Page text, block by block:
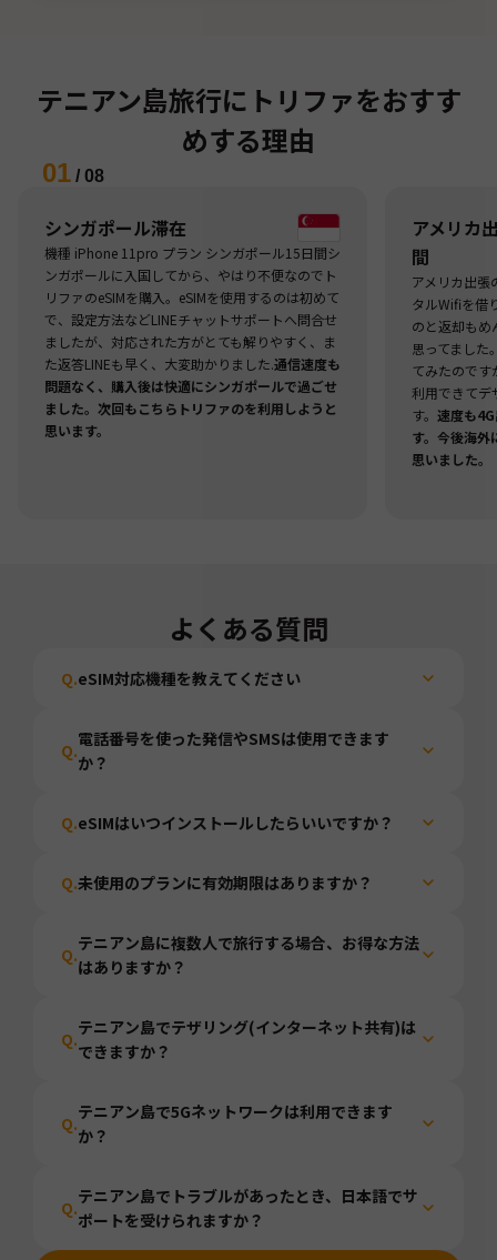
テニアン島旅行にトリファをおすす
めする理由
01 / 08
シンガポール滞在
機種 iPhone 11pro プラン シンガポール15日間シ
ンガポールに入国してから、やはり不便なのでト
リファのeSIMを購入。eSIMを使用するのは初めて
で、設定方法などLINEチャットサポートへ問合せ
ましたが、対応された方がとても解りやすく、ま
た返答LINEも早く、大変助かりました.通信速度も
問題なく、購入後は快適にシンガポールで過ごせ
ました。次回もこちらトリファのを利用しようと
思います。
アメリカ
間
アメリカ出張
タルWifiを借
のと返却もめ
思ってまし
てみたのです
利用できてデ
す。 速度も
す。今後海外
思いました。
よくある質問
Q.eSIM対応機種を教えてください
Q.
電話番号を使った発信やSMSは使用できます
か？
Q.eSIMはいつインストールしたらいいですか？
Q.未使用のプランに有効期限はありますか？
Q.
テニアン島に複数人で旅行する場合、お得な方法
はありますか？
Q.
テニアン島でテザリング(インターネット共有)は
できますか？
Q.
テニアン島で5Gネットワークは利用できます
か？
Q.
テニアン島でトラブルがあったとき、日本語でサ
ポートを受けられますか？